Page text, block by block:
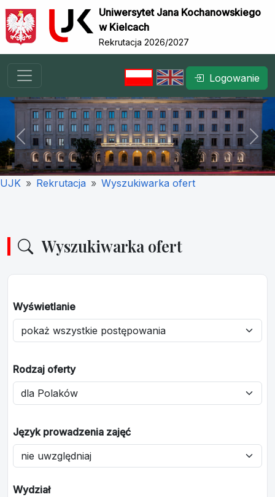
Uniwersytet Jana Kochanowskiego
w Kielcach
Rekrutacja 2026/2027
Logowanie
Previous Next
UJK Rekrutacja Wyszukiwarka ofert
Wyszukiwarka ofert
Wyświetlanie
Rodzaj oferty
Język prowadzenia zajęć
Wydział